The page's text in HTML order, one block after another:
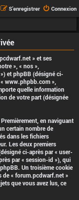
Connexion
S’enregistrer
» et ses
», « nos »,
et phpBB (désigné ci-
www.phpbb.com »,
quelle information
de votre part (désignée
en naviguant
certain nombre de
dans les fichiers
Les deux premiers
ci-après par « user-
par « session-id »), qui
Un troisième cookie
de « forum.pcdwarf.net »
que vous avez lus, ce